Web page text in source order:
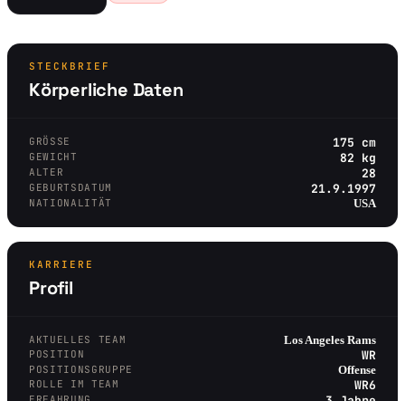
STECKBRIEF
Körperliche Daten
GRÖSSE 175 cm
GEWICHT 82 kg
ALTER 28
GEBURTSDATUM 21.9.1997
NATIONALITÄT USA
KARRIERE
Profil
AKTUELLES TEAM Los Angeles Rams
POSITION WR
POSITIONSGRUPPE Offense
ROLLE IM TEAM WR6